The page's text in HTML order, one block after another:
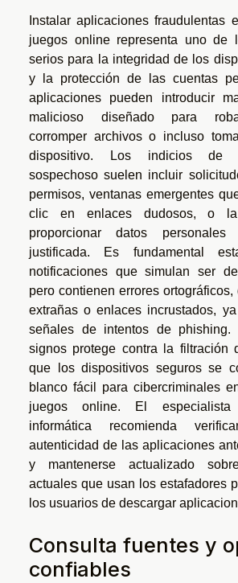
Instalar aplicaciones fraudulentas
juegos online representa uno de
serios para la integridad de los
y la protección de las cuentas
aplicaciones pueden introducir
malicioso diseñado para
corromper archivos o incluso
dispositivo. Los indicios de
sospechoso suelen incluir
permisos, ventanas emergentes
clic en enlaces dudosos, o
proporcionar datos
justificada. Es fundamental
notificaciones que simulan ser
pero contienen errores
extrañas o enlaces incrustados,
señales de intentos de phishing.
signos protege contra la filtración
que los dispositivos seguros se
blanco fácil para cibercriminales
juegos online. El especialista
informática recomienda
autenticidad de las aplicaciones
y mantenerse actualizado
actuales que usan los estafadores
los usuarios de descargar
Consulta fuentes y
confiables